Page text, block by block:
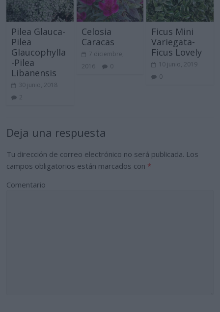
Pilea Glauca-
Pilea
Glaucophylla
-Pilea
Libanensis
30 junio, 2018
2
Celosia
Caracas
7 diciembre,
2016
0
Ficus Mini
Variegata-
Ficus Lovely
10 junio, 2019
0
Deja una respuesta
Tu dirección de correo electrónico no será publicada. Los
campos obligatorios están marcados con *
Comentario